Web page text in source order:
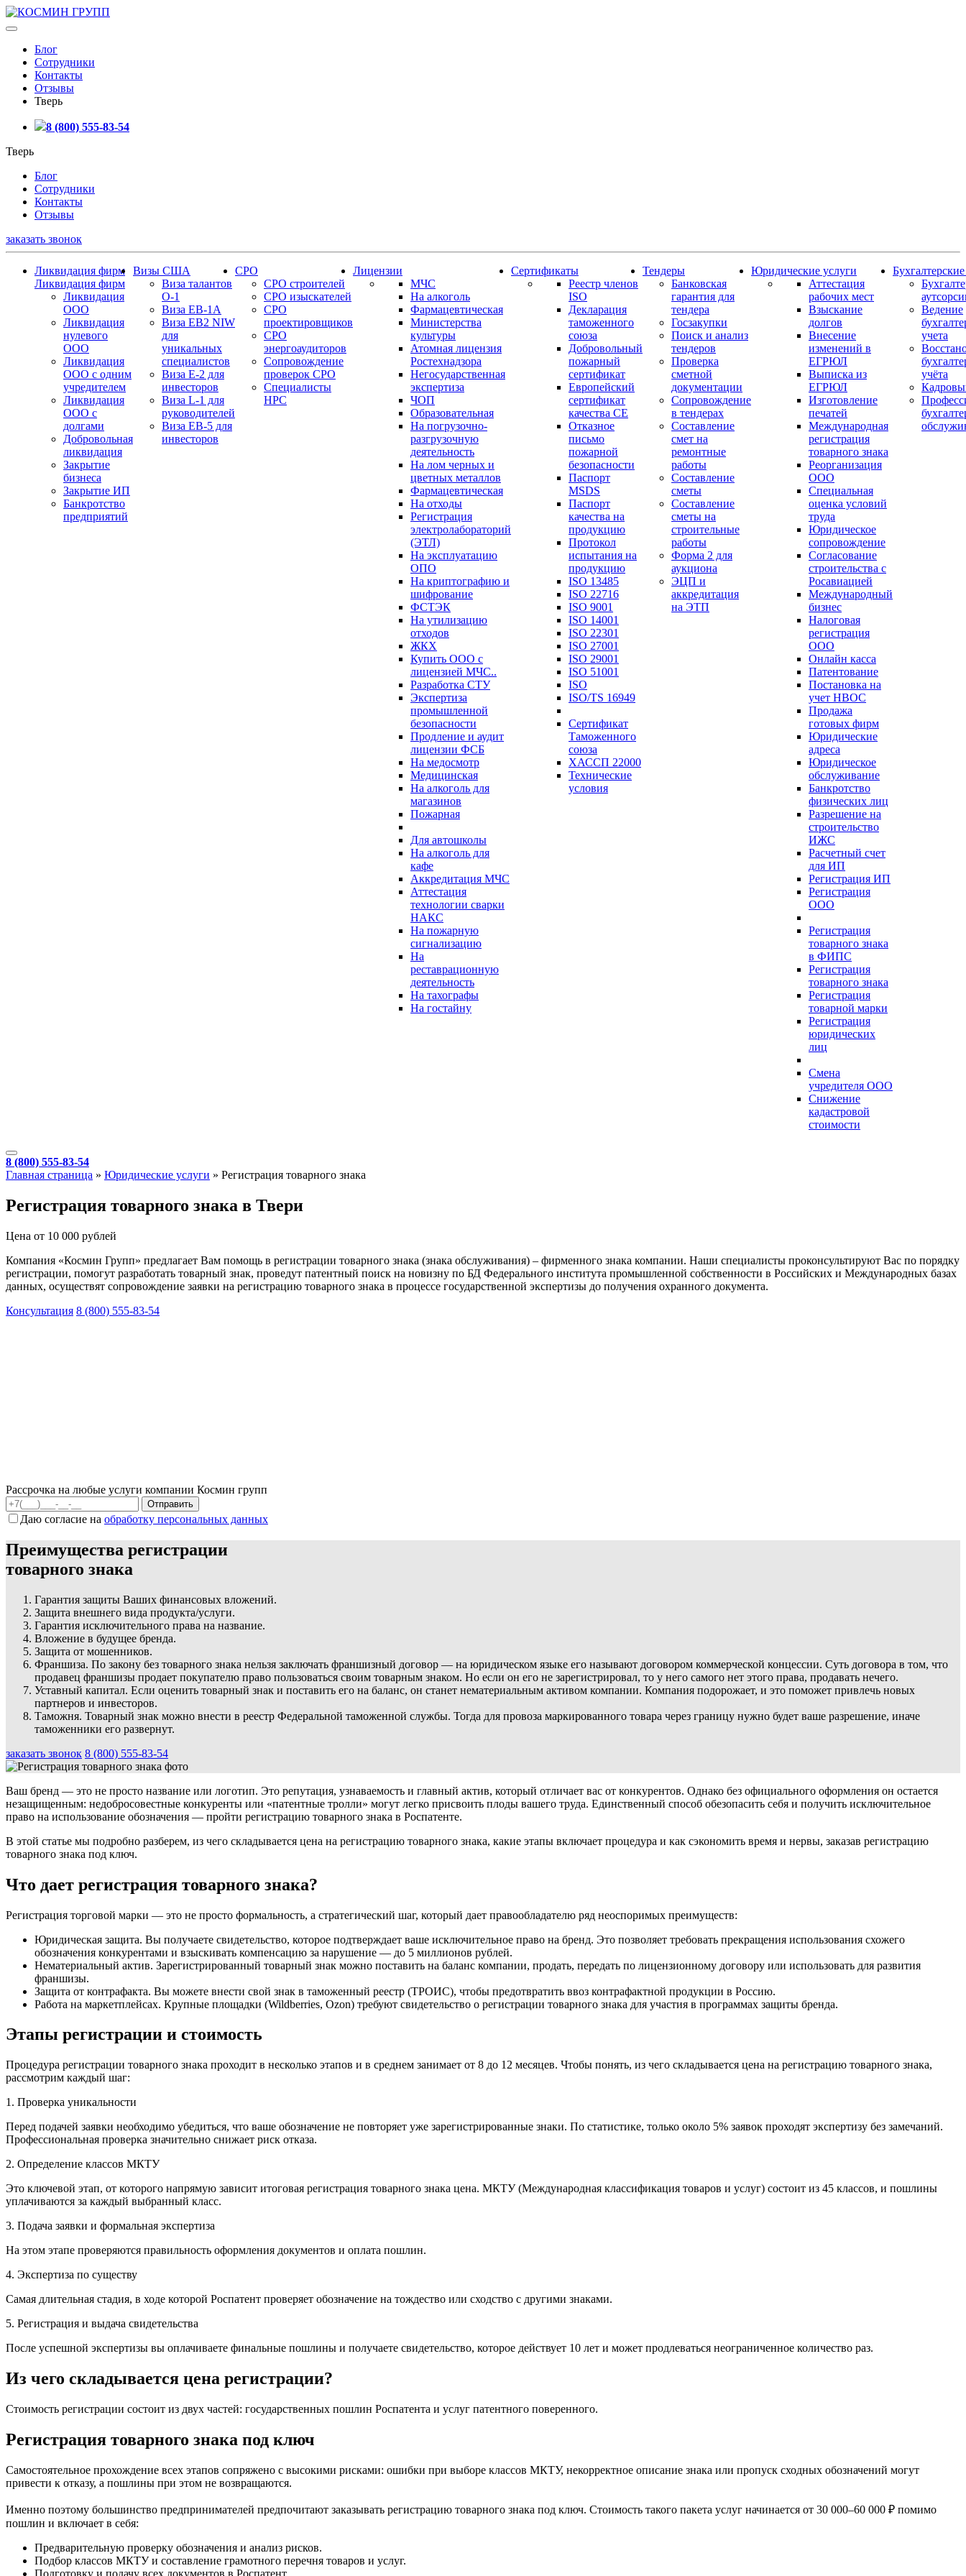
Блог
Сотрудники
Контакты
Отзывы
Тверь
8 (800) 555-83-54
Тверь
Блог
Сотрудники
Контакты
Отзывы
заказать звонок
Ликвидация фирм
Ликвидация фирм
Ликвидация
ООО
Ликвидация
нулевого
ООО
Ликвидация
ООО с одним
учредителем
Ликвидация
ООО с
долгами
Добровольная
ликвидация
Закрытие
бизнеса
Закрытие ИП
Банкротство
предприятий
Визы США
Виза талантов
О-1
Виза EB-1A
Виза EB2 NIW
для
уникальных
специалистов
Виза E-2 для
инвесторов
Виза L-1 для
руководителей
Виза EB-5 для
инвесторов
СРО
СРО строителей
СРО изыскателей
СРО
проектировщиков
СРО
энергоаудиторов
Сопровождение
проверок СРО
Специалисты
НРС
Лицензии
МЧС
На алкоголь
Фармацевтическая
Министерства
культуры
Атомная лицензия
Ростехнадзора
Негосударственная
экспертиза
ЧОП
Образовательная
На погрузочно-
разгрузочную
деятельность
На лом черных и
цветных металлов
Фармацевтическая
На отходы
Регистрация
электролабораторий
(ЭТЛ)
На эксплуатацию
ОПО
На криптографию и
шифрование
ФСТЭК
На утилизацию
отходов
ЖКХ
Купить ООО с
лицензией МЧС..
Разработка СТУ
Экспертиза
промышленной
безопасности
Продление и аудит
лицензии ФСБ
На медосмотр
Медицинская
На алкоголь для
магазинов
Пожарная
Для автошколы
На алкоголь для
кафе
Аккредитация МЧС
Аттестация
технологии сварки
НАКС
На пожарную
сигнализацию
На
реставрационную
деятельность
На тахографы
На гостайну
Сертификаты
Реестр членов
ISO
Декларация
таможенного
союза
Добровольный
пожарный
сертификат
Европейский
сертификат
качества СЕ
Отказное
письмо
пожарной
безопасности
Паспорт
МSDS
Паспорт
качества на
продукцию
Протокол
испытания на
продукцию
ISO 13485
ISO 22716
ISO 9001
ISO 14001
ISO 22301
ISO 27001
ISO 29001
ISO 51001
ISO
ISO/TS 16949
Сертификат
Таможенного
союза
ХАССП 22000
Технические
условия
Тендеры
Банковская
гарантия для
тендера
Госзакупки
Поиск и анализ
тендеров
Проверка
сметной
документации
Сопровождение
в тендерах
Составление
смет на
ремонтные
работы
Составление
сметы
Составление
сметы на
строительные
работы
Форма 2 для
аукциона
ЭЦП и
аккредитация
на ЭТП
Юридические услуги
Аттестация
рабочих мест
Взыскание
долгов
Внесение
изменений в
ЕГРЮЛ
Выписка из
ЕГРЮЛ
Изготовление
печатей
Международная
регистрация
товарного знака
Реорганизация
ООО
Специальная
оценка условий
труда
Юридическое
сопровождение
Согласование
строительства с
Росавиацией
Международный
бизнес
Налоговая
регистрация
ООО
Онлайн касса
Патентование
Постановка на
учет НВОС
Продажа
готовых фирм
Юридические
адреса
Юридическое
обслуживание
Банкротство
физических лиц
Разрешение на
строительство
ИЖС
Расчетный счет
для ИП
Регистрация ИП
Регистрация
ООО
Регистрация
товарного знака
в ФИПС
Регистрация
товарного знака
Регистрация
товарной марки
Регистрация
юридических
лиц
Смена
учредителя ООО
Снижение
кадастровой
стоимости
Ведение
учета
учёта
8 (800) 555-83-54
Главная страница » Юридические услуги » Регистрация товарного знака
Регистрация товарного знака в Твери
Цена от 10 000 рублей
Компания «Космин Групп» предлагает Вам помощь в регистрации товарного знака (знака обслуживания) – фирменного знака компании. Наши специалисты проконсультируют Вас по порядку
регистрации, помогут разработать товарный знак, проведут патентный поиск на новизну по БД Федерального института промышленной собственности в Российских и Международных базах
данных, осуществят сопровождение заявки на регистрацию товарного знака в процессе государственной экспертизы до получения охранного документа.
Консультация 8 (800) 555-83-54
Рассрочка на любые услуги компании Космин групп
Даю согласие на обработку персональных данных
Преимущества регистрации
товарного знака
Гарантия защиты Ваших финансовых вложений.
Защита внешнего вида продукта/услуги.
Гарантия исключительного права на название.
Вложение в будущее бренда.
Защита от мошенников.
Франшиза. По закону без товарного знака нельзя заключать франшизный договор — на юридическом языке его называют договором коммерческой концессии. Суть договора в том, что
продавец франшизы продает покупателю право пользоваться своим товарным знаком. Но если он его не зарегистрировал, то у него самого нет этого права, продавать нечего.
Уставный капитал. Если оценить товарный знак и поставить его на баланс, он станет нематериальным активом компании. Компания подорожает, и это поможет привлечь новых
партнеров и инвесторов.
Таможня. Товарный знак можно внести в реестр Федеральной таможенной службы. Тогда для провоза маркированного товара через границу нужно будет ваше разрешение, иначе
таможенники его развернут.
заказать звонок 8 (800) 555-83-54
Ваш бренд — это не просто название или логотип. Это репутация, узнаваемость и главный актив, который отличает вас от конкурентов. Однако без официального оформления он остается
незащищенным: недобросовестные конкуренты или «патентные тролли» могут легко присвоить плоды вашего труда. Единственный способ обезопасить себя и получить исключительное
право на использование обозначения — пройти регистрацию товарного знака в Роспатенте.
В этой статье мы подробно разберем, из чего складывается цена на регистрацию товарного знака, какие этапы включает процедура и как сэкономить время и нервы, заказав регистрацию
товарного знака под ключ.
Что дает регистрация товарного знака?
Регистрация торговой марки — это не просто формальность, а стратегический шаг, который дает правообладателю ряд неоспоримых преимуществ:
Юридическая защита. Вы получаете свидетельство, которое подтверждает ваше исключительное право на бренд. Это позволяет требовать прекращения использования схожего
обозначения конкурентами и взыскивать компенсацию за нарушение — до 5 миллионов рублей.
Нематериальный актив. Зарегистрированный товарный знак можно поставить на баланс компании, продать, передать по лицензионному договору или использовать для развития
франшизы.
Защита от контрафакта. Вы можете внести свой знак в таможенный реестр (ТРОИС), чтобы предотвратить ввоз контрафактной продукции в Россию.
Работа на маркетплейсах. Крупные площадки (Wildberries, Ozon) требуют свидетельство о регистрации товарного знака для участия в программах защиты бренда.
Этапы регистрации и стоимость
Процедура регистрации товарного знака проходит в несколько этапов и в среднем занимает от 8 до 12 месяцев. Чтобы понять, из чего складывается цена на регистрацию товарного знака,
рассмотрим каждый шаг:
1. Проверка уникальности
Перед подачей заявки необходимо убедиться, что ваше обозначение не повторяет уже зарегистрированные знаки. По статистике, только около 5% заявок проходят экспертизу без замечаний.
Профессиональная проверка значительно снижает риск отказа.
2. Определение классов МКТУ
Это ключевой этап, от которого напрямую зависит итоговая регистрация товарного знака цена. МКТУ (Международная классификация товаров и услуг) состоит из 45 классов, и пошлины
уплачиваются за каждый выбранный класс.
3. Подача заявки и формальная экспертиза
На этом этапе проверяются правильность оформления документов и оплата пошлин.
4. Экспертиза по существу
Самая длительная стадия, в ходе которой Роспатент проверяет обозначение на тождество или сходство с другими знаками.
5. Регистрация и выдача свидетельства
После успешной экспертизы вы оплачиваете финальные пошлины и получаете свидетельство, которое действует 10 лет и может продлеваться неограниченное количество раз.
Из чего складывается цена регистрации?
Стоимость регистрации состоит из двух частей: государственных пошлин Роспатента и услуг патентного поверенного.
Регистрация товарного знака под ключ
Самостоятельное прохождение всех этапов сопряжено с высокими рисками: ошибки при выборе классов МКТУ, некорректное описание знака или пропуск сходных обозначений могут
привести к отказу, а пошлины при этом не возвращаются.
Именно поэтому большинство предпринимателей предпочитают заказывать регистрацию товарного знака под ключ. Стоимость такого пакета услуг начинается от 30 000–60 000 ₽ помимо
пошлин и включает в себя:
Предварительную проверку обозначения и анализ рисков.
Подбор классов МКТУ и составление грамотного перечня товаров и услуг.
Подготовку и подачу всех документов в Роспатент.